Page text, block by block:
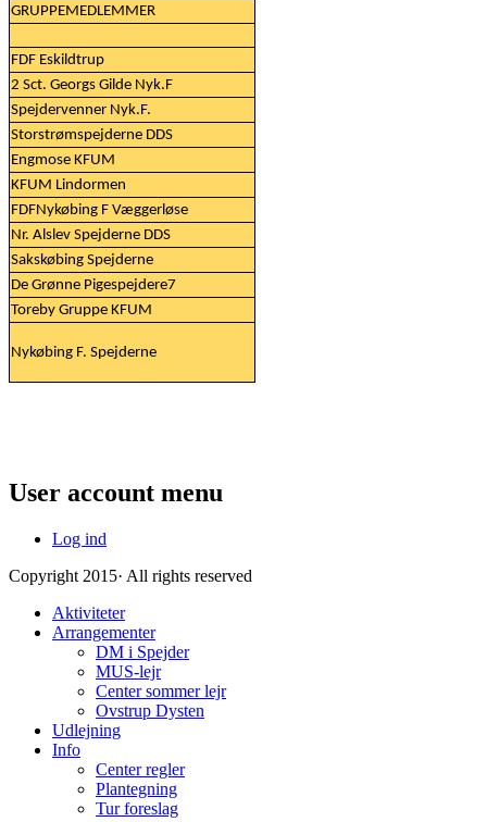
GRUPPEMEDLEMMER
FDF Eskildtrup
2 Sct. Georgs Gilde Nyk.F
Spejdervenner Nyk.F.
Storstrømspejderne DDS
Engmose KFUM
KFUM Lindormen
FDFNykøbing F Væggerløse
Nr. Alslev Spejderne DDS
Sakskøbing Spejderne
De Grønne Pigespejdere7
Toreby Gruppe KFUM
Nykøbing F. Spejderne
User account menu
Log ind
Copyright 2015· All rights reserved
Aktiviteter
Arrangementer
DM i Spejder
MUS-lejr
Center sommer lejr
Ovstrup Dysten
Udlejning
Info
Center regler
Plantegning
Tur foreslag